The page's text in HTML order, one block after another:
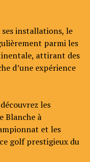
installations, le
parmi les
attirant des
d’une expérience
les
Blanche à
et les
golf prestigieux du